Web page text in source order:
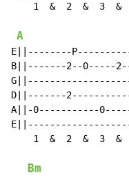
1  &  2  &  3  &
A
E||--------
B||-------2--0-----
D||-------
A||-0-----------
1  &  2  &  3  &
Bm